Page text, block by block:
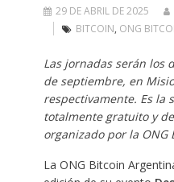
29 DE ABRIL DE 2025
BITCOIN, ONG
Las jornadas serán los
de septiembre, en
respectivamente. Es la
totalmente gratuito y
organizado por la ONG
La ONG Bitcoin